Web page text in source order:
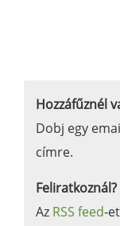
Hozzáfűznél
Dobj egy
címre.
Feliratkoznál?
Az RSS feed-